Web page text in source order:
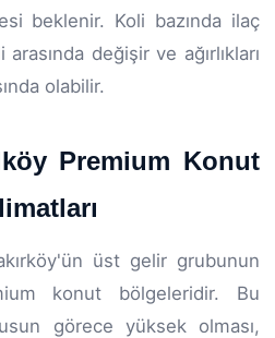
beklenir. Koli bazında ilaç
değişir ve ağırlıkları
olabilir.
Premium Konut
üst gelir grubunun
konut bölgeleridir. Bu
görece yüksek olması,